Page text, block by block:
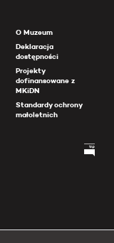
O Muzeum
Deklaracja
dostępności
Projekty
dofinansowane z
MKiDN
Standardy ochrony
małoletnich